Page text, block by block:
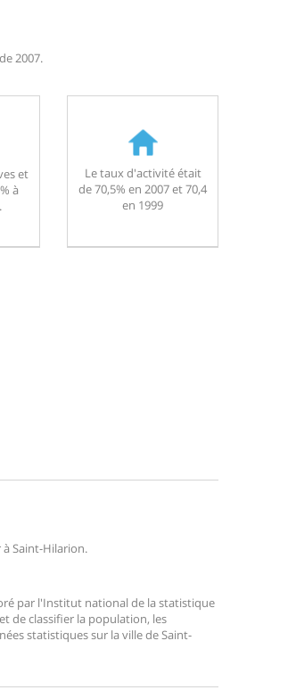
2007.
et
à
Le taux d'activité était
de 70,5% en 2007 et 70,4
en 1999
Saint-Hilarion.
par l'Institut national de la statistique
de classifier la population, les
statistiques sur la ville de Saint-